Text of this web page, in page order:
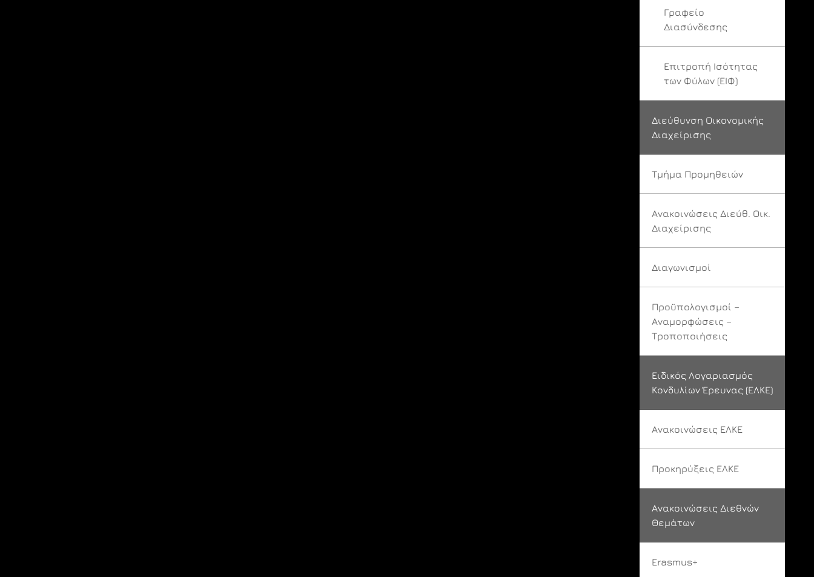
Γραφείο
Διασύνδεσης
Επιτροπή Ισότητας
των Φύλων (ΕΙΦ)
Διεύθυνση Οικονομικής
Διαχείρισης
Τμήμα Προμηθειών
Ανακοινώσεις Διεύθ. Οικ.
Διαχείρισης
Διαγωνισμοί
Προϋπολογισμοί –
Αναμορφώσεις –
Τροποποιήσεις
Ειδικός Λογαριασμός
Κονδυλίων Έρευνας (ΕΛΚΕ)
Ανακοινώσεις ΕΛΚΕ
Προκηρύξεις ΕΛΚΕ
Ανακοινώσεις Διεθνών
Θεμάτων
Erasmus+